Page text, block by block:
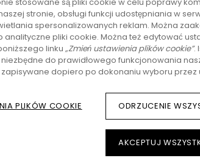
209,93
stronie, obsługi funkcji udostępniania w
spersonalizowanych reklam. Można
analityczne pliki cookie. Można też edytować
linku „Zmień ustawienia plików cookie”.
do prawidłowego funkcjonowania
dopiero po dokonaniu wyboru przez
PLIKÓW COOKIE ODRZUCENIE
AKCEPTUJ